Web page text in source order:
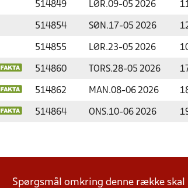
514849 LØR.09-05 2026
514854 SØN.17-05 2026
514855 LØR.23-05 2026
514860 TORS.28-05 2026
514862 MAN.08-06 2026
514864 ONS.10-06 2026
Spørgsmål omkring denne række